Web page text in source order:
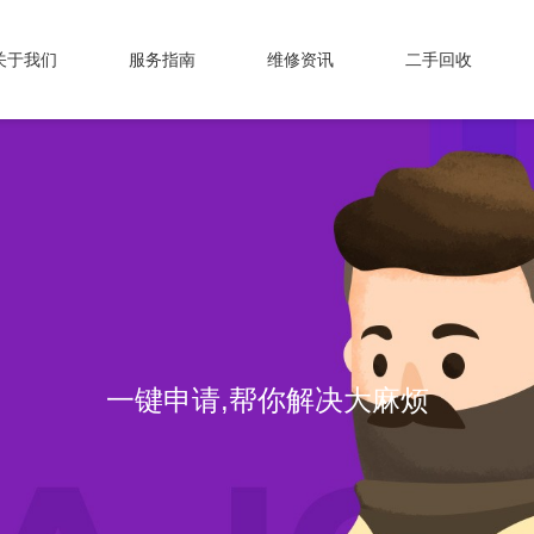
于我们 服务指南 维修资讯 二手回收
专业维修，我们值得信赖！